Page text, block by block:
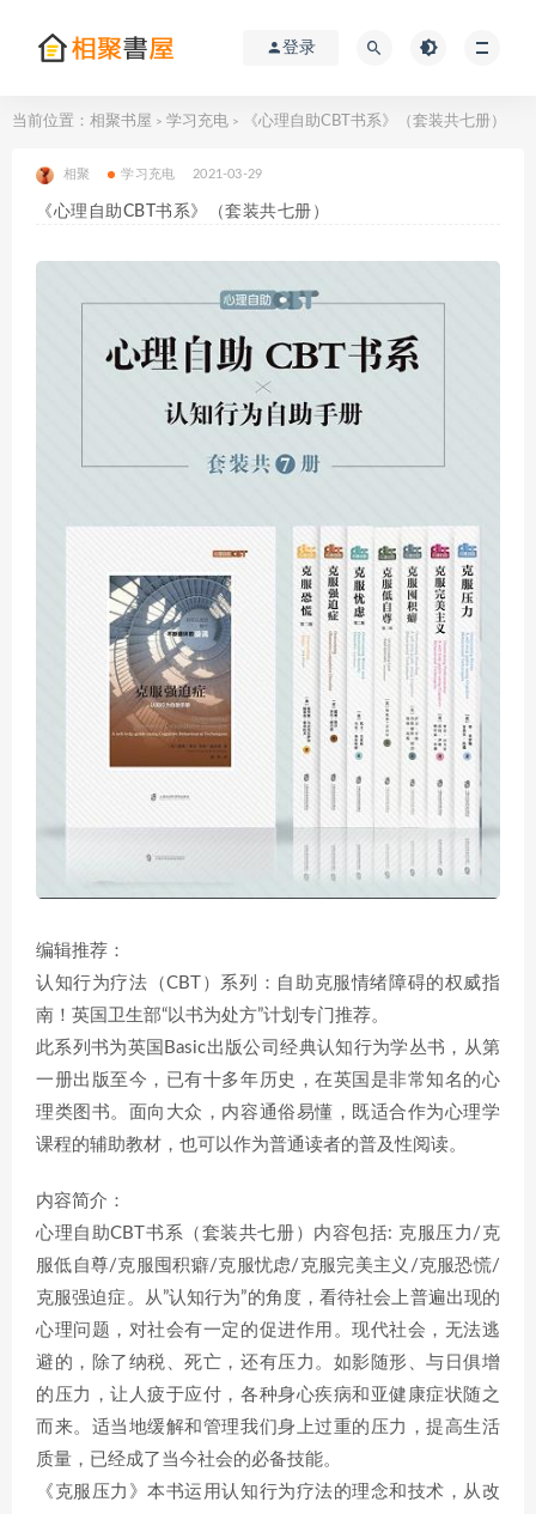
登录
当前位置： 相聚书屋 > 学习充电 > 《心理自助CBT书系》（套装共七册）
相聚 学习充电 2021-03-29
《心理自助CBT书系》（套装共七册）
编辑推荐：
认知行为疗法（CBT）系列：自助克服情绪障碍的权威指
南！英国卫生部“以书为处方”计划专门推荐。
此系列书为英国Basic出版公司经典认知行为学丛书，从第
一册出版至今，已有十多年历史，在英国是非常知名的心
理类图书。面向大众，内容通俗易懂，既适合作为心理学
课程的辅助教材，也可以作为普通读者的普及性阅读。
内容简介：
心理自助CBT书系（套装共七册）内容包括: 克服压力/克
服低自尊/克服囤积癖/克服忧虑/克服完美主义/克服恐慌/
克服强迫症。从”认知行为”的角度，看待社会上普遍出现的
心理问题，对社会有一定的促进作用。现代社会，无法逃
避的，除了纳税、死亡，还有压力。如影随形、与日俱增
的压力，让人疲于应付，各种身心疾病和亚健康症状随之
而来。适当地缓解和管理我们身上过重的压力，提高生活
质量，已经成了当今社会的必备技能。
《克服压力》本书运用认知行为疗法的理念和技术，从改